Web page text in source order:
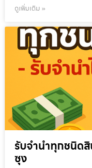
ดูเพิ่มเติม »
รับจำนำทุกชนิด
ซุง